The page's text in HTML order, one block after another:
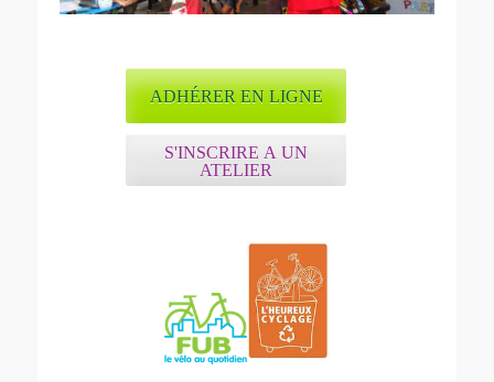
ADHÉRER EN LIGNE
S'INSCRIRE A UN
ATELIER